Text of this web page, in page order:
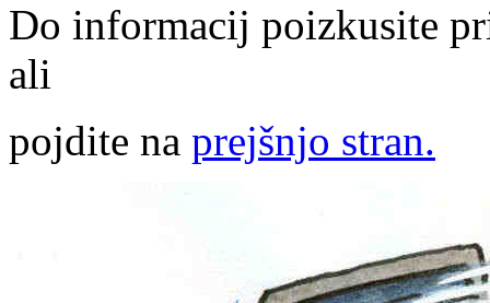
Do informacij poizkusite
ali
pojdite na prejšnjo stran.